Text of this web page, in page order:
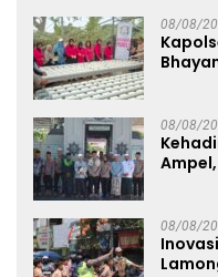
08/08/
08/08/
08/08/